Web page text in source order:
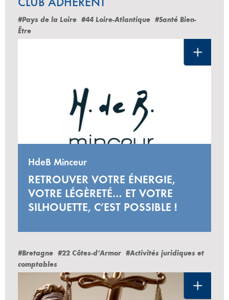
#Pays de la Loire #44 Loire-Atlantique #Santé Bien-
Être
HdeB Minceur
RETROUVER VOTRE ÉNERGIE,
VOTRE LÉGÈRETÉ… ET VOTRE
SILHOUETTE, C’EST POSSIBLE !
#Bretagne #22 Côtes-d’Armor #Activités juridiques et
comptables